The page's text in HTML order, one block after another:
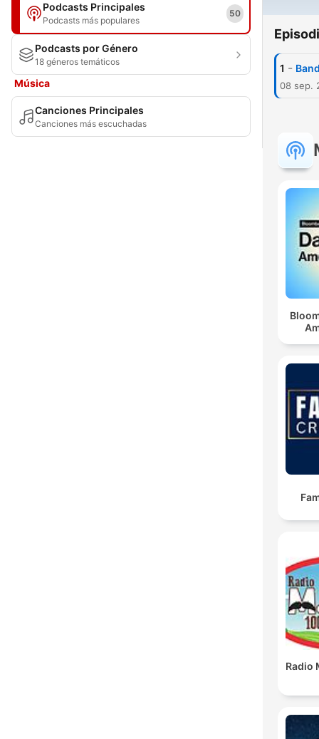
Podcasts Principales
Podcasts más populares
50
Podcasts por Género
18 géneros temáticos
Música
Canciones Principales
Canciones más escuchadas
1 -
08 sep.
Radio